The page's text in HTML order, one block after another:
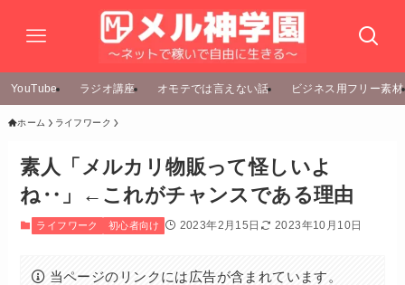
YouTube ラジオ講座 オモテでは言えない話 ビジネス用フリー素材
ホーム ライフワーク
素人「メルカリ物販って怪しいよ
ね‥」←これがチャンスである理由
ライフワーク 初心者向け 2023年2月15日 2023年10月10日
当ページのリンクには広告が含まれています。